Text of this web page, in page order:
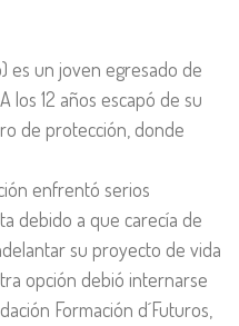
es un joven egresado de
los 12 años escapó de su
de protección, donde
enfrentó serios
debido a que carecía de
su proyecto de vida
opción debió internarse
Formación d´Futuros,